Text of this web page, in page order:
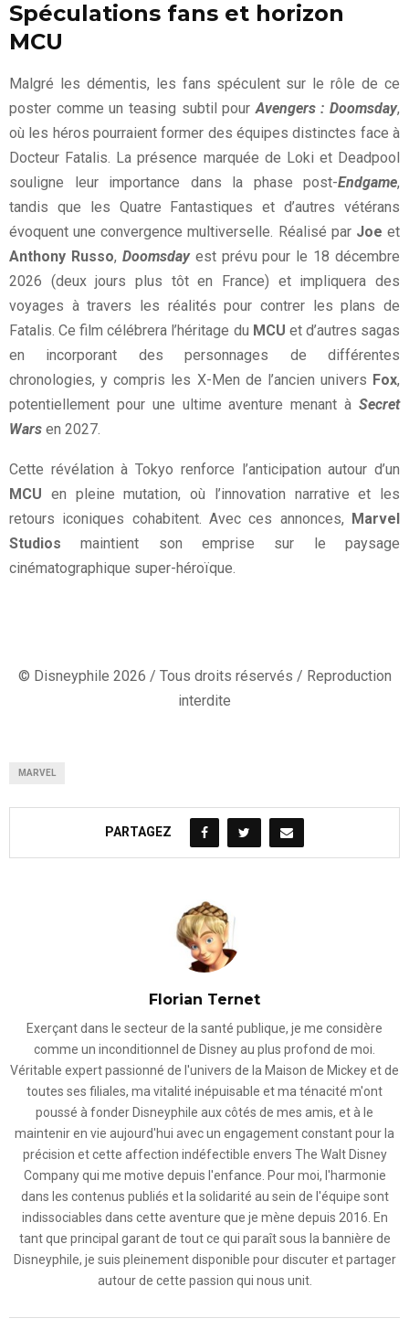
Spéculations fans et horizon
MCU
Malgré les démentis, les fans spéculent sur le rôle de ce
poster comme un teasing subtil pourAvengers : Doomsday,
où les héros pourraient former des équipes distinctes face à
Docteur Fatalis. La présence marquée de Loki et Deadpool
souligne leur importance dans la phase post-Endgame,
tandis que les Quatre Fantastiques et d’autres vétérans
évoquent une convergence multiverselle. Réalisé par Joe et
Anthony Russo, Doomsday est prévu pour le 18 décembre
2026 (deux jours plus tôt en France) et impliquera des
voyages à travers les réalités pour contrer les plans de
Fatalis. Ce film célébrera l’héritage du MCU et d’autres sagas
en incorporant des personnages de différentes
chronologies, y compris les X-Men de l’ancien univers Fox,
potentiellement pour une ultime aventure menant à Secret
Wars en 2027.
Cette révélation à Tokyo renforce l’anticipation autour d’un
MCU en pleine mutation, où l’innovation narrative et les
retours iconiques cohabitent. Avec ces annonces,
Marvel
Studios maintient son emprise sur le paysage
cinématographique super-héroïque.
© Disneyphile 2026 / Tous droits réservés / Reproduction
interdite
MARVEL
PARTAGEZ
Florian Ternet
Exerçant dans le secteur de la santé publique, je me considère
comme un inconditionnel de Disney au plus profond de moi.
Véritable expert passionné de l'univers de la Maison de Mickey et de
toutes ses filiales, ma vitalité inépuisable et ma ténacité m'ont
poussé à fonder Disneyphile aux côtés de mes amis, et à le
maintenir en vie aujourd'hui avec un engagement constant pour la
précision et cette affection indéfectible envers The Walt Disney
Company qui me motive depuis l'enfance. Pour moi, l'harmonie
dans les contenus publiés et la solidarité au sein de l'équipe sont
indissociables dans cette aventure que je mène depuis 2016. En
tant que principal garant de tout ce qui paraît sous la bannière de
Disneyphile, je suis pleinement disponible pour discuter et partager
autour de cette passion qui nous unit.